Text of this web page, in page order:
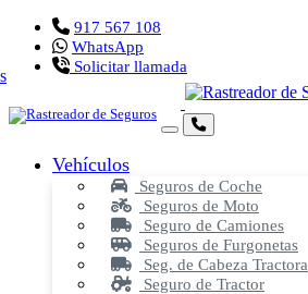
917 567 108
WhatsApp
Solicitar llamada
Vehículos
Seguros de Coche
Seguros de Moto
Seguro de Camiones
Seguros de Furgonetas
Seg. de Cabeza Tractora
Seguro de Tractor